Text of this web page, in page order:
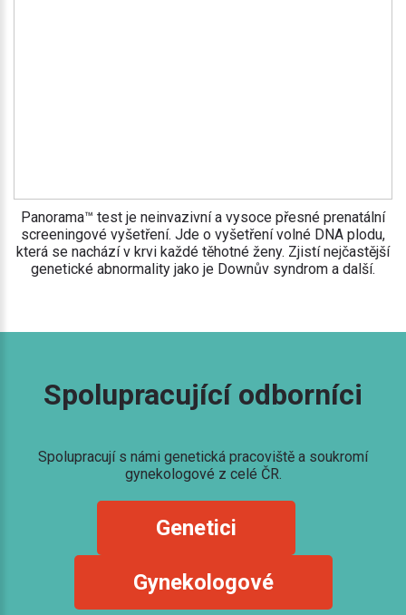
Panorama™ test je neinvazivní a vysoce přesné prenatální
screeningové vyšetření. Jde o vyšetření volné DNA plodu,
která se nachází v krvi každé těhotné ženy. Zjistí nejčastější
genetické abnormality jako je Downův syndrom a další.
Spolupracující odborníci
Spolupracují s námi genetická pracoviště a soukromí
gynekologové z celé ČR.
Genetici
Gynekologové